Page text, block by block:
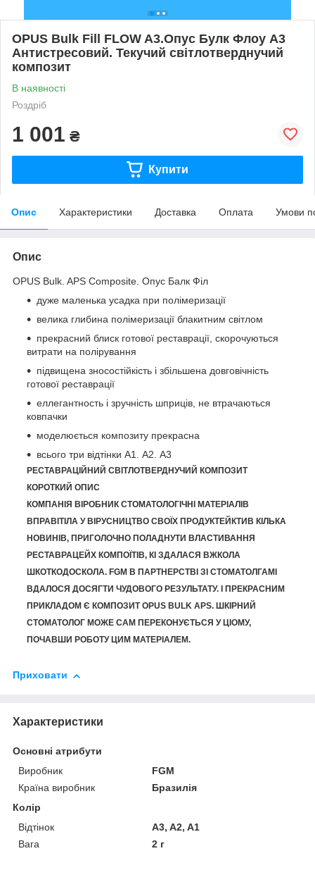
OPUS Bulk Fill FLOW A3.Опус Булк Флоу А3
Антистресовий. Текучий світлотверднучий
композит
В наявності
Роздріб
1 001 ₴
Купити
Опис Характеристики Доставка Оплата Умови
Опис
OPUS Bulk. APS Composite. Опус Балк Філ
дуже маленька усадка при полімеризації
велика глибина полімеризації блакитним світлом
прекрасний блиск готової реставрації, скорочуються
витрати на полірування
підвищена зносостійкість і збільшена довговічність
готової реставрації
еллегантность і зручність шприців, не втрачаються
ковпачки
моделюється композиту прекрасна
всього три відтінки А1. А2. А3
РЕСТАВРАЦІЙНИЙ СВІТЛОТВЕРДНУЧИЙ КОМПОЗИТ
КОРОТКИЙ ОПИС
КОМПАНІЯ ВІРОБНИК СТОМАТОЛОГІЧНІ МАТЕРІАЛІВ
ВПРАВІТІЛА У ВІРУСНИЦТВО СВОЇХ ПРОДУКТЕЙКТИВ КІЛЬКА
НОВИНІВ, ПРИГОЛОЧНО ПОЛАДНУТИ ВЛАСТИВАННЯ
РЕСТАВРАЦЕЙХ КОМПОЇТІВ, КІ ЗДАЛАСЯ ВЖКОЛА
ШКОТКОДОСКОЛА. FGM В ПАРТНЕРСТВІ ЗІ СТОМАТОЛГАМІ
ВДАЛОСЯ ДОСЯГТИ ЧУДОВОГО РЕЗУЛЬТАТУ. І ПРЕКРАСНИМ
ПРИКЛАДОМ Є КОМПОЗИТ OPUS BULK APS. ШКІРНИЙ
СТОМАТОЛОГ МОЖЕ САМ ПЕРЕКОНУЄТЬСЯ У ЦІОМУ,
ПОЧАВШИ РОБОТУ ЦИМ МАТЕРІАЛЕМ.
Приховати
Характеристики
Основні атрибути
Виробник
FGM
Країна виробник
Бразилія
Колір
Відтінок
A3, A2, A1
Вага
2 г